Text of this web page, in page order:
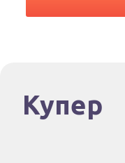
Купер